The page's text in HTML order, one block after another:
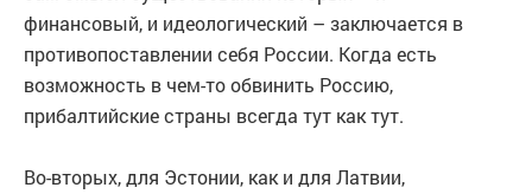
финансовый, и идеологический – заключается в
противопоставлении себя России. Когда есть
возможность в чем-то обвинить Россию,
прибалтийские страны всегда тут как тут.
Во-вторых, для Эстонии, как и для Латвии,